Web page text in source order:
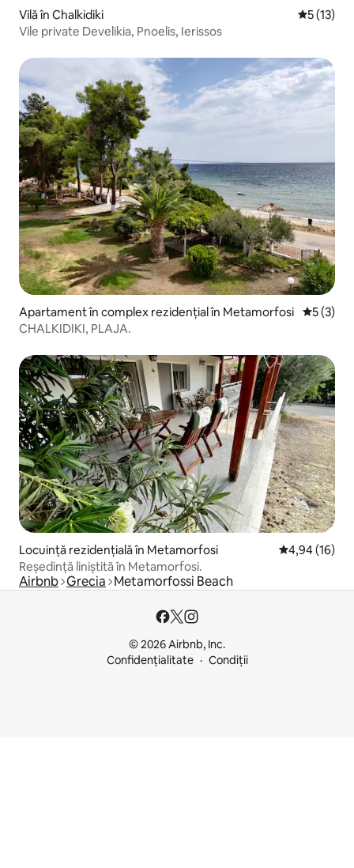
Vilă în Chalkidiki Scor
5 (13)
Vile private Develikia, Pnoelis, Ierissos
Apartament în complex rezidențial în Metamorfosi Scor
5 (3)
CHALKIDIKI, PLAJA.
Locuință rezidențială în Metamorfosi Scor mediu
4,94 (16)
Reședință liniștită în Metamorfosi.
Airbnb Grecia Metamorfossi Beach
© 2026 Airbnb, Inc.
Confidențialitate
Condiții